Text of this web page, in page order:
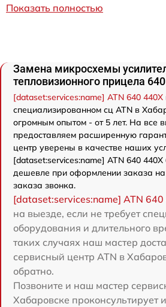
Показать полностью
Замена микросхемы
тепловизионного прицела
[dataset:services:name] ATN 640 440X
специализированном сц ATN в
огромным опытом - от 5 лет. На все
предоставляем расширенную
центр уверены в качестве наших
[dataset:services:name] ATN 640 440X
дешевле при оформлении заказа
заказа звонка.
[dataset:services:name] ATN 640
на выезде, если не требует
оборудования и длительного
таких случаях наш мастер
сервисный центр ATN в
обратно.
Позвоните и наш мастер
Хабаровске проконсультирует